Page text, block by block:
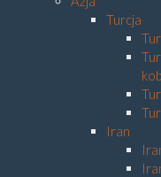
Turcja
Iran